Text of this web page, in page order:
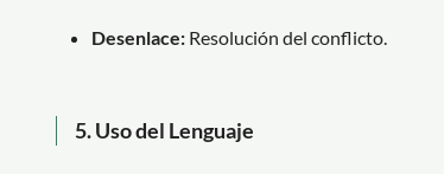
Desenlace: Resolución del conflicto.
5.Uso del Lenguaje